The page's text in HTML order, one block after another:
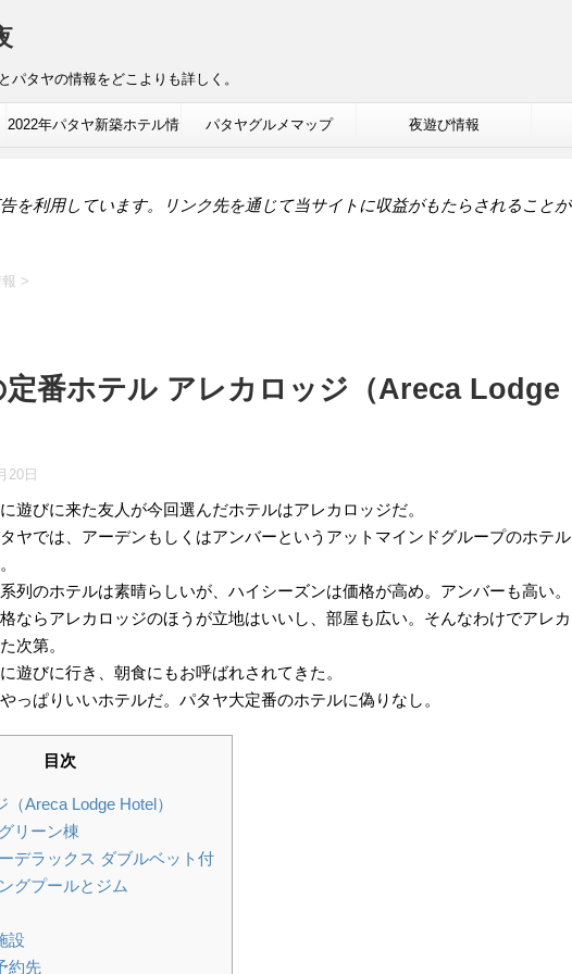
パタヤの情報をどこよりも詳しく。
2022年パタヤ新築ホテル情 パタヤグルメマップ 夜遊び情報
を利用しています。リンク先を通じて当サイトに収益がもたらされることが
>
番ホテル アレカロッジ（Areca Lodge
20日
遊びに来た友人が今回選んだホテルはアレカロッジだ。
ヤでは、アーデンもしくはアンバーというアットマインドグループのホテル
列のホテルは素晴らしいが、ハイシーズンは価格が高め。アンバーも高い。
ならアレカロッジのほうが立地はいいし、部屋も広い。そんなわけでアレカ
次第。
遊びに行き、朝食にもお呼ばれされてきた。
っぱりいいホテルだ。パタヤ大定番のホテルに偽りなし。
目次
Areca Lodge Hotel）
リーン棟
デラックス ダブルベット付
グプールとジム
設
約先